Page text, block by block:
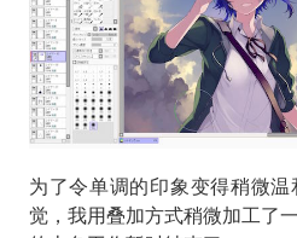
为了令单调的印象变得稍微
觉，我用叠加方式稍微加工了